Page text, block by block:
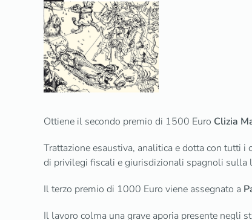
Ottiene il secondo premio di 1500 Euro Clizia
Trattazione esaustiva, analitica e dotta con tutti
di privilegi fiscali e giurisdizionali spagnoli sulla
Il terzo premio di 1000 Euro viene assegnato a
Il lavoro colma una grave aporia presente negli